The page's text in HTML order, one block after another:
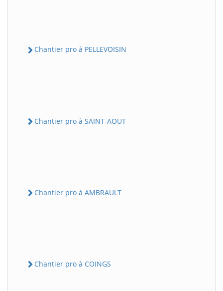
Chantier pro à PELLEVOISIN
Chantier pro à SAINT-AOUT
Chantier pro à AMBRAULT
Chantier pro à COINGS